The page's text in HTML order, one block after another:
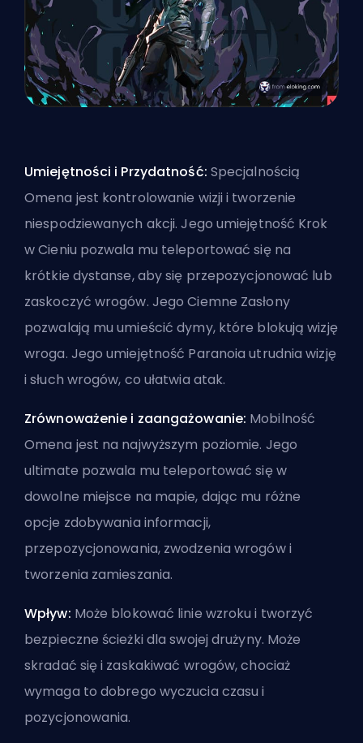
Umiejętności i Przydatność: Specjalnością
Omena jest kontrolowanie wizji i tworzenie
niespodziewanych akcji. Jego umiejętność Krok
w Cieniu pozwala mu teleportować się na
krótkie dystanse, aby się przepozycjonować lub
zaskoczyć wrogów. Jego Ciemne Zasłony
pozwalają mu umieścić dymy, które blokują wizję
wroga. Jego umiejętność Paranoia utrudnia wizję
i słuch wrogów, co ułatwia atak.
Zrównoważenie i zaangażowanie: Mobilność
Omena jest na najwyższym poziomie. Jego
ultimate pozwala mu teleportować się w
dowolne miejsce na mapie, dając mu różne
opcje zdobywania informacji,
przepozycjonowania, zwodzenia wrogów i
tworzenia zamieszania.
Wpływ: Może blokować linie wzroku i tworzyć
bezpieczne ścieżki dla swojej drużyny. Może
skradać się i zaskakiwać wrogów, chociaż
wymaga to dobrego wyczucia czasu i
pozycjonowania.